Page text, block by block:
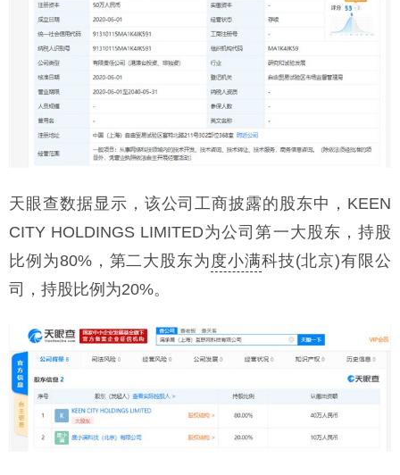
天眼查数据显示，该公司工商披露的股东中，KEEN
CITY HOLDINGS LIMITED为公司第一大股东，持股
比例为80%，第二大股东为 度小满科技(北京)有限公
司，持股比例为20%。